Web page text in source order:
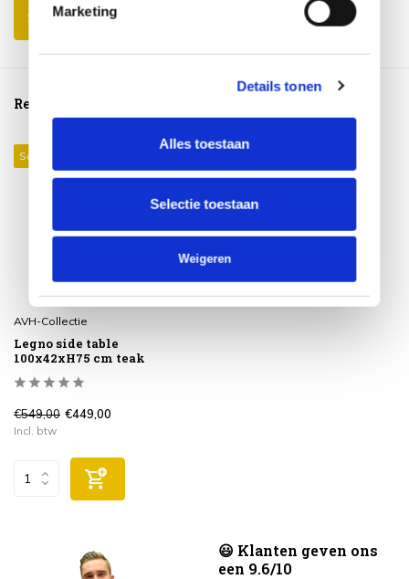
Marketing
Details tonen
Alles toestaan
Selectie toestaan
Weigeren
Schrijf je eigen review
Reeds bekeken
Sale 18%
AVH-Collectie
Legno side table
100x42xH75 cm teak
€549,00 €449,00
Incl. btw
😃 Klanten geven ons
een 9.6/10